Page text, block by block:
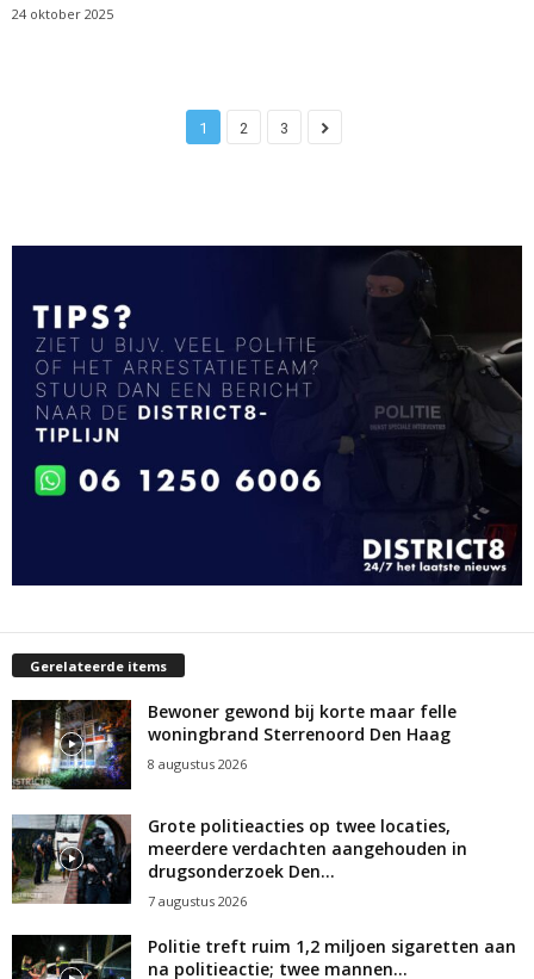
24 oktober 2025
1 2 3
Gerelateerde items
Bewoner gewond bij korte maar felle
woningbrand Sterrenoord Den Haag
8 augustus 2026
Grote politieacties op twee locaties,
meerdere verdachten aangehouden in
drugsonderzoek Den...
7 augustus 2026
Politie treft ruim 1,2 miljoen sigaretten aan
na politieactie; twee mannen...